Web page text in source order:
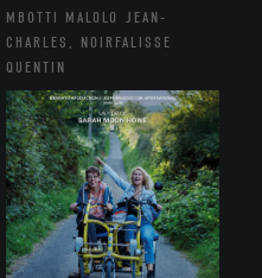
MBOTTI MALOLO JEAN-
CHARLES, NOIRFALISSE
QUENTIN